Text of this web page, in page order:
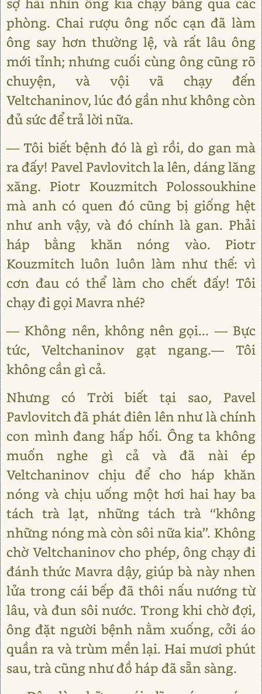
phòng. Chai rượu ông nốc cạn đã làm
ông say hơn thường lệ, và rất lâu ông
mới tỉnh; nhưng cuối cùng ông cũng rõ
chuyện, và vội vã chạy đến
Veltchaninov, lúc đó gần như không còn
đủ sức để trả lời nữa.
— Tôi biết bệnh đó là gì rồi, do gan mà
ra đấy! Pavel Pavlovitch la lên, dáng lăng
xăng. Piotr Kouzmitch Polossoukhine
mà anh có quen đó cũng bị giống hệt
như anh vậy, và đó chính là gan. Phải
háp bằng khăn nóng vào. Piotr
Kouzmitch luôn luôn làm như thế: vì
cơn đau có thể làm cho chết đấy! Tôi
chạy đi gọi Mavra nhé?
— Không nên, không nên gọi... — Bực
tức, Veltchaninov gạt ngang.— Tôi
không cần gì cả.
Nhưng có Trời biết tại sao, Pavel
Pavlovitch đã phát điên lên như là chính
con mình đang hấp hối. Ông ta không
muốn nghe gì cả và đã nài ép
Veltchaninov chịu để cho háp khăn
nóng và chịu uống một hơi hai hay ba
tách trà lạt, những tách trà ‘‘không
những nóng mà còn sôi nữa kia’’. Không
chờ Veltchaninov cho phép, ông chạy đi
đánh thức Mavra dậy, giúp bà này nhen
lửa trong cái bếp đã thôi nấu nướng từ
lâu, và đun sôi nước. Trong khi chờ đợi,
ông đặt người bệnh nằm xuống, cởi áo
quần ra và trùm mền lại. Hai mươi phút
sau, trà cũng như đồ háp đã sẵn sàng.